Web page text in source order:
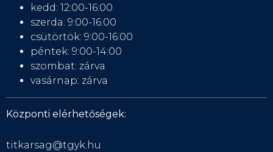
kedd: 12:00-16:00
szerda: 9:00-16:00
csütörtök: 9:00-16:00
péntek: 9:00-14:00
szombat: zárva
vasárnap: zárva
Központi elérhetőségek:
titkarsag@tgyk.hu